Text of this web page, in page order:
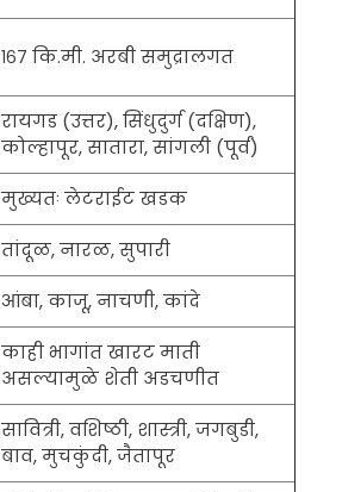
१६७ कि.मी. अरबी समुद्रालगत
रायगड (उत्तर), सिंधुदुर्ग (दक्षिण),
कोल्हापूर, सातारा, सांगली (पूर्व)
मुख्यतः लेटराईट खडक
तांदूळ, नारळ, सुपारी
आंबा, काजू, नाचणी, कांदे
काही भागांत खारट माती
असल्यामुळे शेती अडचणीत
सावित्री, वशिष्ठी, शास्त्री, जगबुडी,
बाव, मुचकुंदी, जैतापूर